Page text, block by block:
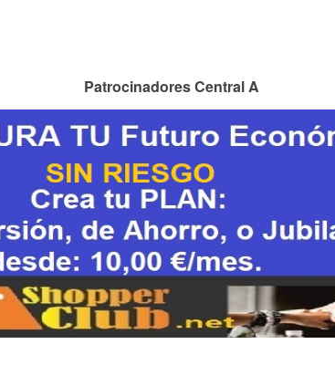
Patrocinadores Central A